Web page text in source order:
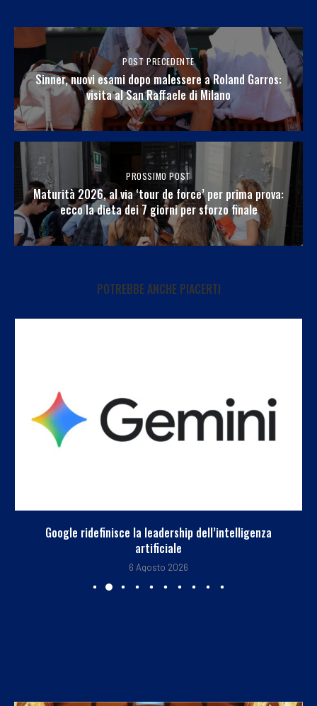
POST PRECEDENTE
Sinner, nuovi esami dopo malessere a Roland Garros:
visita al San Raffaele di Milano
PROSSIMO POST
Maturità 2026, al via ‘tour de force’ per prima prova:
ecco la dieta dei 7 giorni per sforzo finale
POTREBBE ANCHE PIACERTI
Google ridefinisce la leadership dell’intelligenza
artificiale
6 Agosto 2026